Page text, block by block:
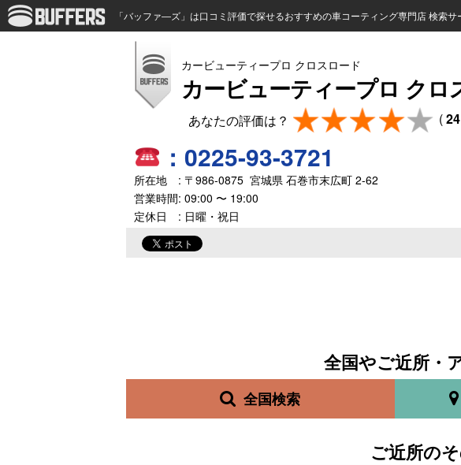
「バッファ―ズ」は口コミ評価で探せるおすすめの車コーティング専門店 検索サ
カービューティープロ クロスロード
カービューティープロ クロ
(24
：0225-93-3721
所在地 : 〒 986-0875 宮城県 石巻市末広町 2-62
営業時間: 09:00 〜 19:00
定休日 : 日曜・祝日
全国やご近所・
全国検索
ご近所の